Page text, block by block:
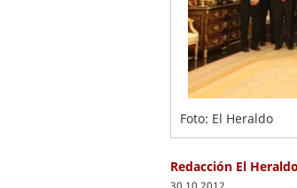
Foto: El Heraldo
Redacción El Heraldo